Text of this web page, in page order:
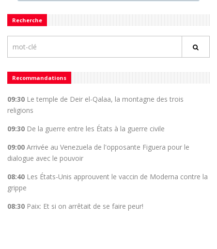
Recherche
Recommandations
09:30 Le temple de Deir el-Qalaa, la montagne des trois
religions
09:30 De la guerre entre les États à la guerre civile
09:00 Arrivée au Venezuela de l'opposante Figuera pour le
dialogue avec le pouvoir
08:40 Les États-Unis approuvent le vaccin de Moderna contre la
grippe
08:30 Paix: Et si on arrêtait de se faire peur!